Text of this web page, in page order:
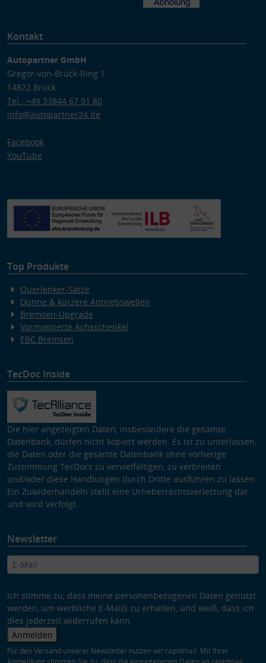
Kontakt
Autopartner GmbH
Gregor-von-Brück-Ring 1
14822 Brück
Tel.: +49 33844 67 91 80
info@autopartner24.de
Facebook
YouTube
Top Produkte
Querlenker-Sätze
Dünne & kürzere Antriebswellen
Bremsen-Upgrade
Vormontierte Achsschenkel
EBC Bremsen
TecDoc Inside
Die hier angezeigten Daten, insbesondere die gesamte
Datenbank, dürfen nicht kopiert werden. Es ist zu unterlassen,
die Daten oder die gesamte Datenbank ohne vorherige
Zustimmung TecDocs zu vervielfältigen, zu verbreiten
und/oder diese Handlungen durch Dritte ausführen zu lassen.
Ein Zuwiderhandeln stellt eine Urheberrechtsverletzung dar
und wird verfolgt.
Newsletter
Ich stimme zu, dass meine personenbezogenen Daten genutzt
werden, um werbliche E-Mails zu erhalten, und weiß, dass ich
dies jederzeit widerrufen kann.
Anmelden
Für den Versand unserer Newsletter nutzen wir rapidmail. Mit Ihrer